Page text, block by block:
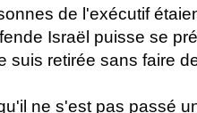
de l'exécutif
Israël puisse se
suis retirée sans faire
ne s'est pas passé